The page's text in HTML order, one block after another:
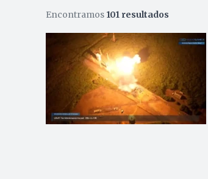
Encontramos 101 resultados